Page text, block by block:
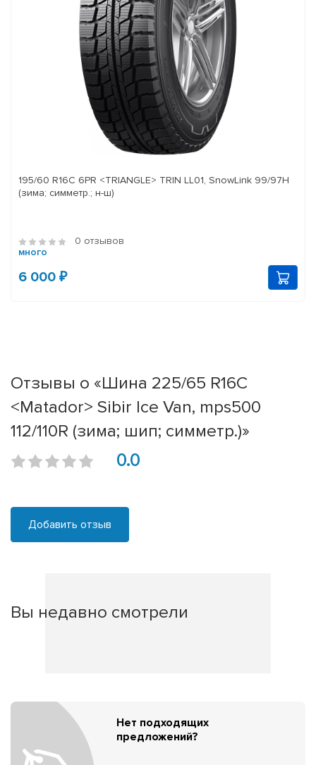
195/60 R16C 6PR <TRIANGLE> TRIN LL01, SnowLink 99/97H
(зима; симметр.; н-ш)
0 отзывов
много
6 000 ₽
Отзывы о «Шина 225/65 R16C
<Matador> Sibir Ice Van, mps500
112/110R (зима; шип; симметр.)»
0.0
Добавить отзыв
Вы недавно смотрели
Нет подходящих
предложений?